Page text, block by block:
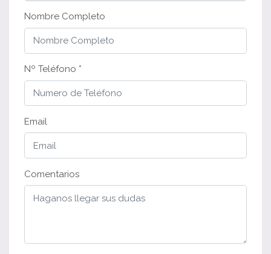
Nombre Completo
Nº Teléfono *
Email
Comentarios